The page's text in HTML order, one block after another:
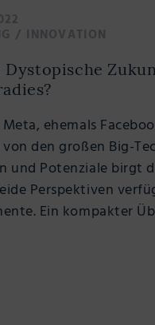
/ INNOVATION
Dystopische
ehemals
den großen Big-
und Potenziale birgt
Perspektiven
Ein kompakter